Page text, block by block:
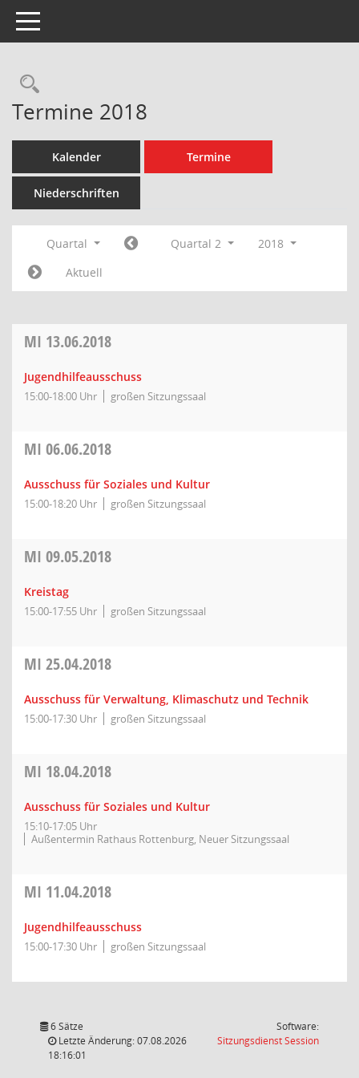
Toggle navigation
Rechercheauswahl
Termine 2018
Kalender Termine
Niederschriften
Quartal Quartal 2
2018
Aktuell
MI 13.06.2018
Jugendhilfeausschuss
15:00-18:00 Uhr großen Sitzungssaal
MI 06.06.2018
Ausschuss für Soziales und Kultur
15:00-18:20 Uhr großen Sitzungssaal
MI 09.05.2018
Kreistag
15:00-17:55 Uhr großen Sitzungssaal
MI 25.04.2018
Ausschuss für Verwaltung, Klimaschutz und Technik
15:00-17:30 Uhr großen Sitzungssaal
MI 18.04.2018
Ausschuss für Soziales und Kultur
15:10-17:05 Uhr
Außentermin Rathaus Rottenburg, Neuer Sitzungssaal
MI 11.04.2018
Jugendhilfeausschuss
15:00-17:30 Uhr großen Sitzungssaal
6 Sätze
Letzte Änderung: 07.08.2026
18:16:01
Software:
SitzungsdienstSession(Wird in